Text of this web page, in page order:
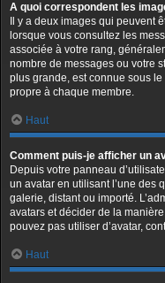
A quoi correspondent les
Il y a deux images qui peuvent
lorsque vous consultez les
associée à votre rang,
nombre de messages ou votre
plus grande, est connue sous
propre à chaque membre.
Haut
Comment puis-je afficher un
Depuis votre panneau
un avatar en utilisant l’une des
galerie, distant ou importé.
avatars et décider de la
pouvez pas utiliser d’avatar,
Haut